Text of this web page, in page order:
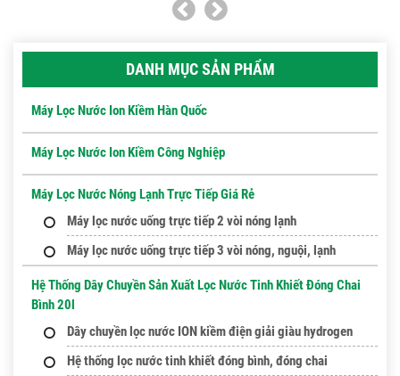
DANH MỤC SẢN PHẨM
Máy Lọc Nước Ion Kiềm Hàn Quốc
Máy Lọc Nước Ion Kiềm Công Nghiệp
Máy Lọc Nước Nóng Lạnh Trực Tiếp Giá Rẻ
Máy lọc nước uống trực tiếp 2 vòi nóng lạnh
Máy lọc nước uống trực tiếp 3 vòi nóng, nguội, lạnh
Hệ Thống Dây Chuyền Sản Xuất Lọc Nước Tinh Khiết Đóng Chai
Bình 20l
Dây chuyền lọc nước ION kiềm điện giải giàu hydrogen
Hệ thống lọc nước tinh khiết đóng bình, đóng chai